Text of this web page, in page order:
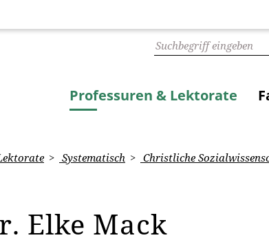
Professuren & Lektorate
Systematisch Christliche
Elke Mack